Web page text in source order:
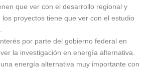
que ver con el desarrollo regional y
los proyectos tiene que ver con el estudio
por parte del gobierno federal en
la investigación en energía alternativa.
energía alternativa muy importante con